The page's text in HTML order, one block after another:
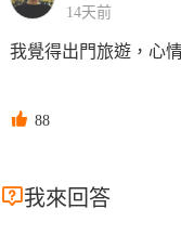
14天前
我覺得出門旅遊，心
 88
我來回答